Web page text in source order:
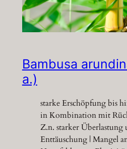
Bambusa
a.)
starke Erschöpfung bis
in Kombination mit
Z.n. starker Überlastung
Enttäuschung | Mangel